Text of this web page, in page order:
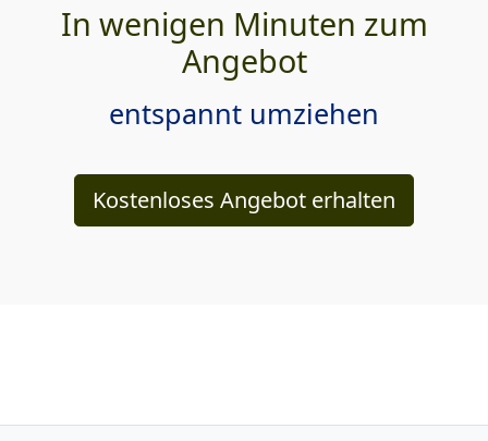
In wenigen Minuten zum
Angebot
entspannt umziehen
Kostenloses Angebot erhalten